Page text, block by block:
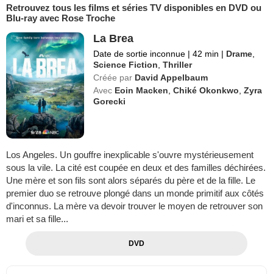
Retrouvez tous les films et séries TV disponibles en DVD ou
Blu-ray avec Rose Troche
La Brea
Date de sortie inconnue | 42 min | Drame
Science Fiction ,Thriller
Créée par David Appelbaum
Avec Eoin Macken ,Chiké Okonkwo ,Zyra
Gorecki
Los Angeles. Un gouffre inexplicable s'ouvre mystérieusement
sous la vile. La cité est coupée en deux et des familles déchirées.
Une mère et son fils sont alors séparés du père et de la fille. Le
premier duo se retrouve plongé dans un monde primitif aux côtés
d'inconnus. La mère va devoir trouver le moyen de retrouver son
mari et sa fille...
DVD